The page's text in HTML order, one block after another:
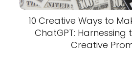
10 Creative Ways to
ChatGPT: Harnessing
Creative